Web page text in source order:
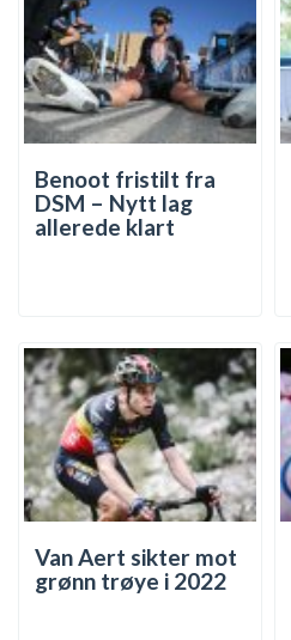
Benoot fristilt fra
DSM – Nytt lag
allerede klart
Van Aert sikter mot
grønn trøye i 2022